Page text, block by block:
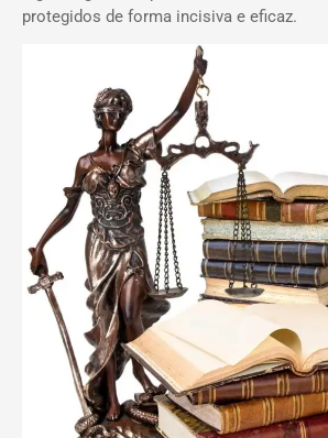
protegidos de forma incisiva e eficaz.